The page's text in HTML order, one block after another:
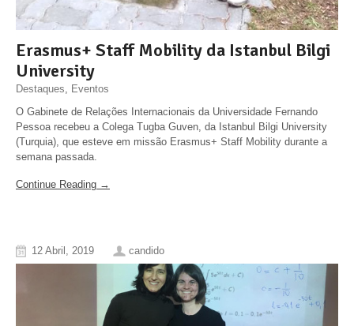
Erasmus+ Staff Mobility da Istanbul Bilgi
University
Destaques, Eventos
O Gabinete de Relações Internacionais da Universidade Fernando
Pessoa recebeu a Colega Tugba Guven, da Istanbul Bilgi University
(Turquia), que esteve em missão Erasmus+ Staff Mobility durante a
semana passada.
Continue Reading →
12 Abril, 2019 candido